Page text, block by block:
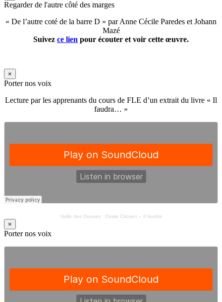
Regarder de l'autre côté des marges
« De l’autre coté de la barre D » par Anne Cécile Paredes et Johann
Mazé
Suivez ce lien pour écouter et voir cette œuvre.
×
Porter nos voix
Lecture par les apprenants du cours de FLE d’un extrait du livre « Il
faudra… »
Halle des Douves· Ovale Citoyen – Il faudra
×
Porter nos voix